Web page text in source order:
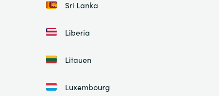
Sri Lanka
Liberia
Litauen
Luxembourg